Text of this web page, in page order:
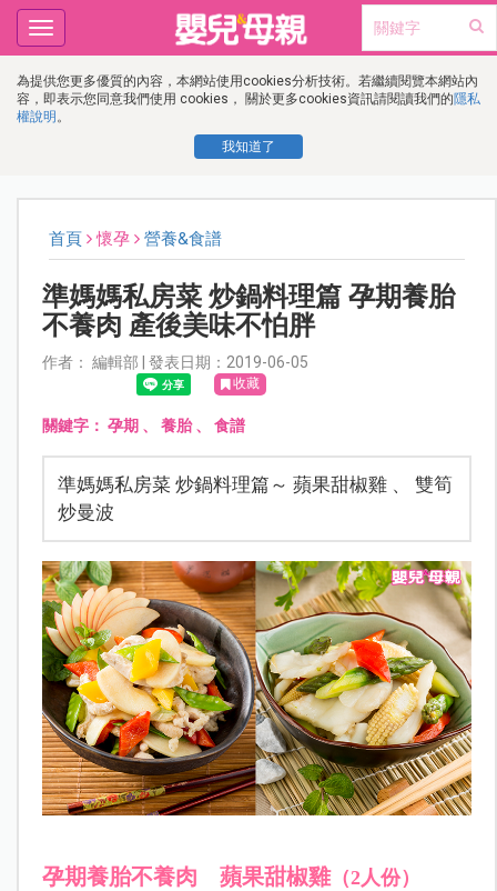
為提供您更多優質的內容，本網站使用cookies分析技術。若繼續閱覽本網站內
容，即表示您同意我們使用 cookies， 關於更多cookies資訊請閱讀我們的隱私
權說明 。
我知道了
Toggle
navigation
首頁 懷孕 營養&食譜
準媽媽私房菜 炒鍋料理篇 孕期養胎
不養肉 產後美味不怕胖
作者： 編輯部 | 發表日期：2019-06-05
收藏
關鍵字： 孕期 、 養胎、 食譜
準媽媽私房菜 炒鍋料理篇～ 蘋果甜椒雞 、 雙筍
炒曼波
孕期養胎不養肉 蘋果甜椒雞（2人份）